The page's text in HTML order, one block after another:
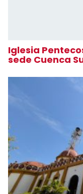
Iglesia
sede Cuenca